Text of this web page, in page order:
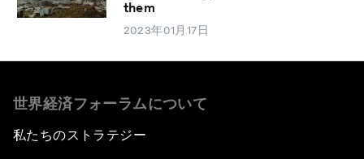
them
2023年01月17日
世界経済フォーラムについて
私たちのストラテジー